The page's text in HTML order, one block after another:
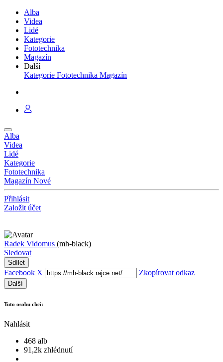
Alba
Videa
Lidé
Kategorie
Fototechnika
Magazín
Další
Kategorie Fototechnika Magazín
Alba
Videa
Lidé
Kategorie
Fototechnika
Magazín Nové
Přihlásit
Založit účet
Radek Vidomus (mh-black)
Sledovat
Sdílet
Facebook X Zkopírovat odkaz
Další
Tuto osobu chci:
Nahlásit
468 alb
91,2k zhlédnutí